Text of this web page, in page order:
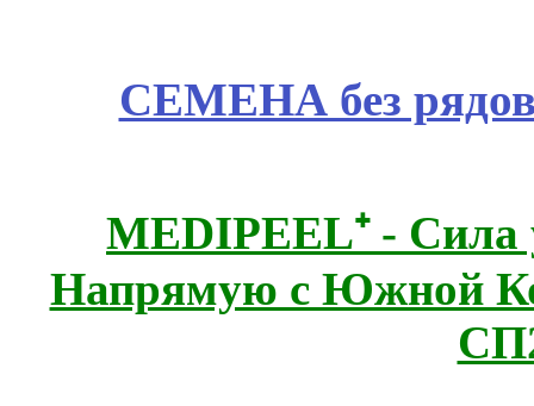
СЕМЕНА без
MEDIPEEL⁺ - Сила
Напрямую с Южной